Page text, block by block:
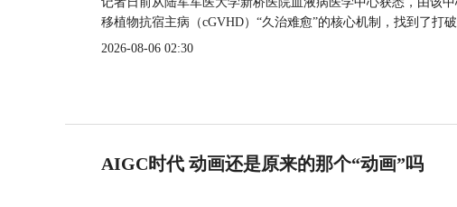
移植物抗宿主病（cGVHD）“久治难愈”的核心机制，找到了打
2026-08-06 02:30
AIGC时代 动画还是原来的那个“动画”吗